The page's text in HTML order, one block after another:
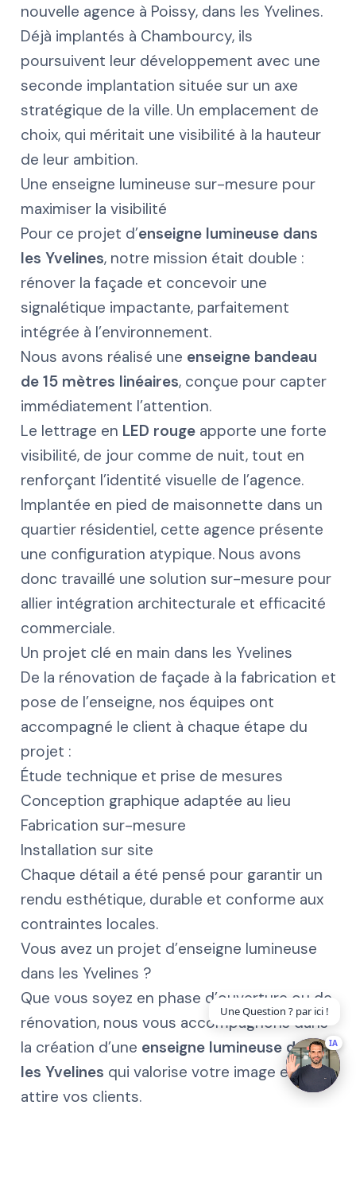
nouvelle agence à Poissy, dans les Yvelines.
Déjà implantés à Chambourcy, ils
poursuivent leur développement avec une
seconde implantation située sur un axe
stratégique de la ville. Un emplacement de
choix, qui méritait une visibilité à la hauteur
de leur ambition.
Une enseigne lumineuse sur-mesure pour
maximiser la visibilité
Pour ce projet d’enseigne lumineuse dans
les Yvelines, notre mission était double :
rénover la façade et concevoir une
signalétique impactante, parfaitement
intégrée à l’environnement.
Nous avons réalisé une enseigne bandeau
de 15 mètres linéaires, conçue pour capter
immédiatement l’attention.
Le lettrage en LED rougeapporte une forte
visibilité, de jour comme de nuit, tout en
renforçant l’identité visuelle de l’agence.
Implantée en pied de maisonnette dans un
quartier résidentiel, cette agence présente
une configuration atypique. Nous avons
donc travaillé une solution sur-mesure pour
allier intégration architecturale et efficacité
commerciale.
Un projet clé en main dans les Yvelines
De la rénovation de façade à la fabrication et
pose de l’enseigne, nos équipes ont
accompagné le client à chaque étape du
projet :
Étude technique et prise de mesures
Conception graphique adaptée au lieu
Fabrication sur-mesure
Installation sur site
Chaque détail a été pensé pour garantir un
rendu esthétique, durable et conforme aux
contraintes locales.
Vous avez un projet d’enseigne lumineuse
dans les Yvelines ?
Que vous soyez en phase d’ouverture ou de
rénovation, nous vous accompagnons dans
la création d’une enseigne lumineuse dans
les Yvelines qui valorise votre image et
attire vos clients.
Une Question ? par ici !
IA